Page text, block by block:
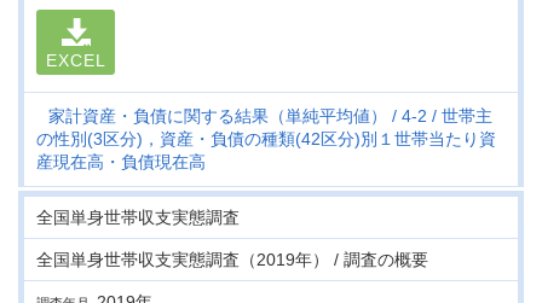
EXCEL
家計資産・負債に関する結果（単純平均値） 4-2
世帯主
の性別(3区分)，資産・負債の種類(42区分)別１世帯当たり資
産現在高・負債現在高
全国単身世帯収支実態調査
全国単身世帯収支実態調査（2019年） / 調査の概要